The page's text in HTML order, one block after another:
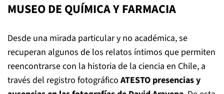
MUSEO DE QUÍMICA Y FARMACIA
Desde una mirada particular y no académica, se
recuperan algunos de los relatos íntimos que permiten
reencontrarse con la historia de la ciencia en Chile, a
través del registro fotográfico ATESTO presencias y